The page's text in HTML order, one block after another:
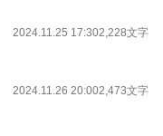
2024.11.25 17:302,228文字
2024.11.26 20:002,473文字